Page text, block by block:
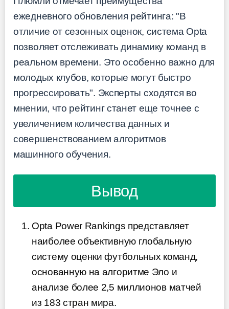
ежедневного обновления рейтинга: "В
отличие от сезонных оценок, система Opta
позволяет отслеживать динамику команд в
реальном времени. Это особенно важно для
молодых клубов, которые могут быстро
прогрессировать". Эксперты сходятся во
мнении, что рейтинг станет еще точнее с
увеличением количества данных и
совершенствованием алгоритмов
машинного обучения.
Вывод
Opta Power Rankings представляет
наиболее объективную глобальную
систему оценки футбольных команд,
основанную на алгоритме Эло и
анализе более 2,5 миллионов матчей
из 183 стран мира.